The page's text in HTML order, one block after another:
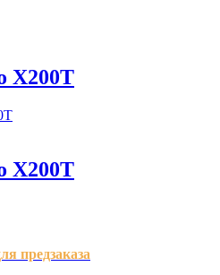
X200T
X200T
предзаказа